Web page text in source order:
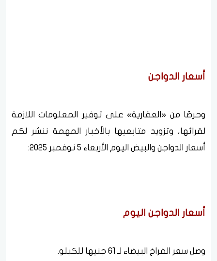
أسعار الدواجن
وحرصًا من «العقارية» على توفير المعلومات اللازمة
لقرائها، وتزويد متابعيها بالأخبار المهمة ننشر لكم
أسعار الدواجن والبيض اليوم الأربعاء 5 نوفمبر 2025:
أسعار الدواجن اليوم
وصل سعر الفراخ البيضاء لـ 61 جنيها للكيلو.